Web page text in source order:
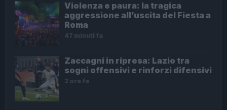
Violenza e paura: la tragica
aggressione all’uscita del Fiesta a
Roma
47 minuti fa
Zaccagni in ripresa: Lazio tra
sogni offensivi e rinforzi difensivi
2 ore fa